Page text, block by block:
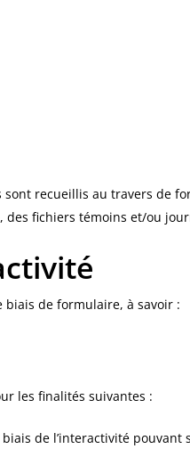
recueillis au travers de
fichiers témoins et/ou
biais de formulaire, à savoir :
les finalités suivantes :
de l’interactivité